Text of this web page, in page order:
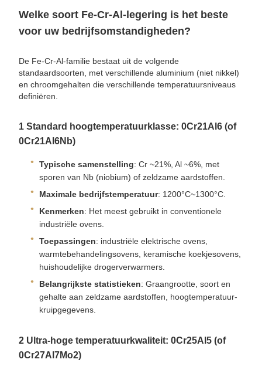
Welke soort Fe-Cr-Al-legering is het beste
voor uw bedrijfsomstandigheden?
De Fe-Cr-Al-familie bestaat uit de volgende
standaardsoorten, met verschillende aluminium (niet nikkel)
en chroomgehalten die verschillende temperatuursniveaus
definiëren.
1️ Standard hoogtemperatuurklasse: 0Cr21Al6 (of
0Cr21Al6Nb)
Typische samenstelling: Cr ~21%, Al ~6%, met
sporen van Nb (niobium) of zeldzame aardstoffen.
Maximale bedrijfstemperatuur: 1200°C~1300°C.
Kenmerken: Het meest gebruikt in conventionele
industriële ovens.
Toepassingen: industriële elektrische ovens,
warmtebehandelingsovens, keramische koekjesovens,
huishoudelijke drogerverwarmers.
Belangrijkste statistieken: Graangrootte, soort en
gehalte aan zeldzame aardstoffen, hoogtemperatuur-
kruipgegevens.
2️ Ultra-hoge temperatuurkwaliteit: 0Cr25Al5 (of
0Cr27Al7Mo2)